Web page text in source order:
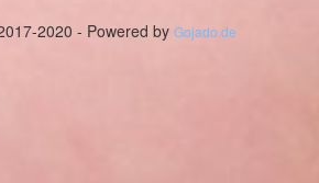
2020 - Powered by Gojado.de